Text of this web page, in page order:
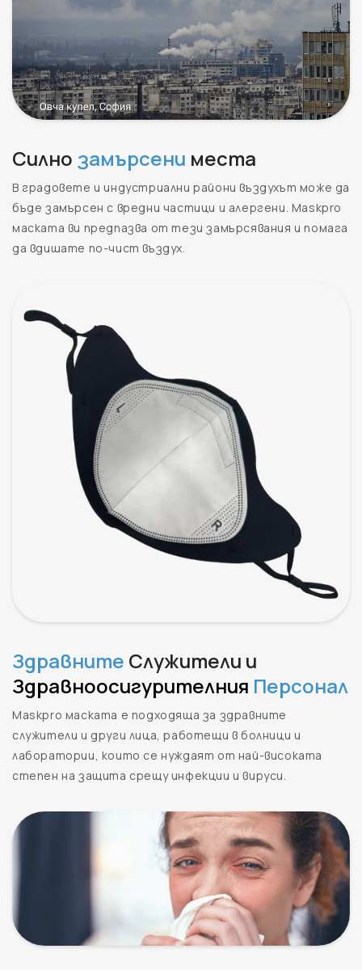
Силно замърсени места
В градовете и индустриални райони въздухът може да
бъде замърсен с вредни частици и алергени. Maskpro
маската ви предпазва от тези замърсявания и помага
да вдишате по-чист въздух.
Здравните Служители и
Здравноосигурителния Персонал
Maskpro маската е подходяща за здравните
служители и други лица, работещи в болници и
лаборатории, които се нуждаят от най-високата
степен на защита срещу инфекции и вируси.